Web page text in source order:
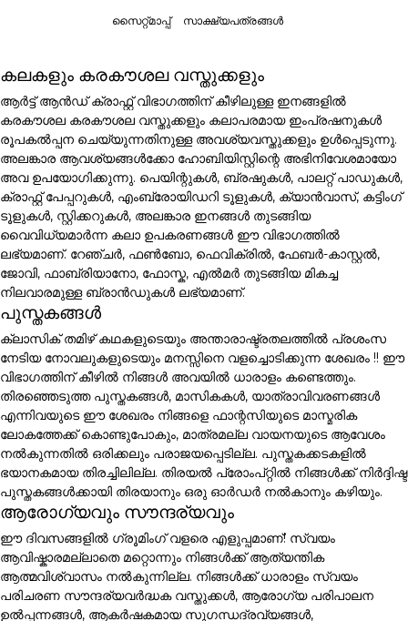
സൈറ്റ്മാപ്പ് സാക്ഷ്യപത്രങ്ങൾ
കലകളും കരകൗശല വസ്തുക്കളും
ആർട്ട് ആൻഡ് ക്രാഫ്റ്റ് വിഭാഗത്തിന് കീഴിലുള്ള ഇനങ്ങളിൽ
കരകൗശല കരകൗശല വസ്തുക്കളും കലാപരമായ ഇംപ്രഷനുകൾ
രൂപകൽപ്പന ചെയ്യുന്നതിനുള്ള അവശ്യവസ്തുക്കളും ഉൾപ്പെടുന്നു.
അലങ്കാര ആവശ്യങ്ങൾക്കോ ഹോബിയിസ്റ്റിന്റെ അഭിനിവേശമായോ
അവ ഉപയോഗിക്കുന്നു. പെയിന്റുകൾ, ബ്രഷുകൾ, പാലറ്റ് പാഡുകൾ,
ക്രാഫ്റ്റ് പേപ്പറുകൾ, എംബ്രോയിഡറി ടൂളുകൾ, ക്യാൻവാസ്, കട്ടിംഗ്
ടൂളുകൾ, സ്റ്റിക്കറുകൾ, അലങ്കാര ഇനങ്ങൾ തുടങ്ങിയ
വൈവിധ്യമാർന്ന കലാ ഉപകരണങ്ങൾ ഈ വിഭാഗത്തിൽ
ലഭ്യമാണ്. റേഞ്ചർ, ഫൺബോ, ഫെവിക്രിൽ, ഫേബർ-കാസ്റ്റൽ,
ജോവി, ഫാബ്രിയാനോ, ഫോസ്ക, എൽമർ തുടങ്ങിയ മികച്ച
നിലവാരമുള്ള ബ്രാൻഡുകൾ ലഭ്യമാണ്.
പുസ്തകങ്ങൾ
ക്ലാസിക് തമിഴ് കഥകളുടെയും അന്താരാഷ്ട്രതലത്തിൽ പ്രശംസ
നേടിയ നോവലുകളുടെയും മനസ്സിനെ വളച്ചൊടിക്കുന്ന ശേഖരം !! ഈ
വിഭാഗത്തിന് കീഴിൽ നിങ്ങൾ അവയിൽ ധാരാളം കണ്ടെത്തും.
തിരഞ്ഞെടുത്ത പുസ്തകങ്ങൾ, മാസികകൾ, യാത്രാവിവരണങ്ങൾ
എന്നിവയുടെ ഈ ശേഖരം നിങ്ങളെ ഫാന്റസിയുടെ മാസ്മരിക
ലോകത്തേക്ക് കൊണ്ടുപോകും, മാത്രമല്ല വായനയുടെ ആവേശം
നൽകുന്നതിൽ ഒരിക്കലും പരാജയപ്പെടില്ല. പുസ്തകക്കടകളിൽ
ഭയാനകമായ തിരച്ചിലില്ല. തിരയൽ പ്രോംപ്റ്റിൽ നിങ്ങൾക്ക് നിർദ്ദിഷ്ട
പുസ്തകങ്ങൾക്കായി തിരയാനും ഒരു ഓർഡർ നൽകാനും കഴിയും.
ആരോഗ്യവും സൗന്ദര്യവും
ഈ ദിവസങ്ങളിൽ ഗ്രൂമിംഗ് വളരെ എളുപ്പമാണ്! സ്വയം
ആവിഷ്കാരമല്ലാതെ മറ്റൊന്നും നിങ്ങൾക്ക് ആത്യന്തിക
ആത്മവിശ്വാസം നൽകുന്നില്ല. നിങ്ങൾക്ക് ധാരാളം സ്വയം
പരിചരണ സൗന്ദര്യവർദ്ധക വസ്തുക്കൾ, ആരോഗ്യ പരിപാലന
ഉൽപ്പന്നങ്ങൾ, ആകർഷകമായ സുഗന്ധദ്രവ്യങ്ങൾ,